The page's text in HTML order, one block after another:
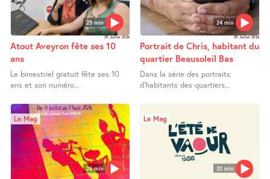
25 min
29 Juillet 2026
Atout Aveyron fête ses 10
ans
Le bimestriel gratuit fête ses 10
ans et son numéro...
24 min
29 Juillet 2026
Portrait de Chris, habitant du
quartier Beausoleil Bas
Dans la série des portraits
d’habitants des quartiers...
26 min
Le Mag
32 min
Le Mag